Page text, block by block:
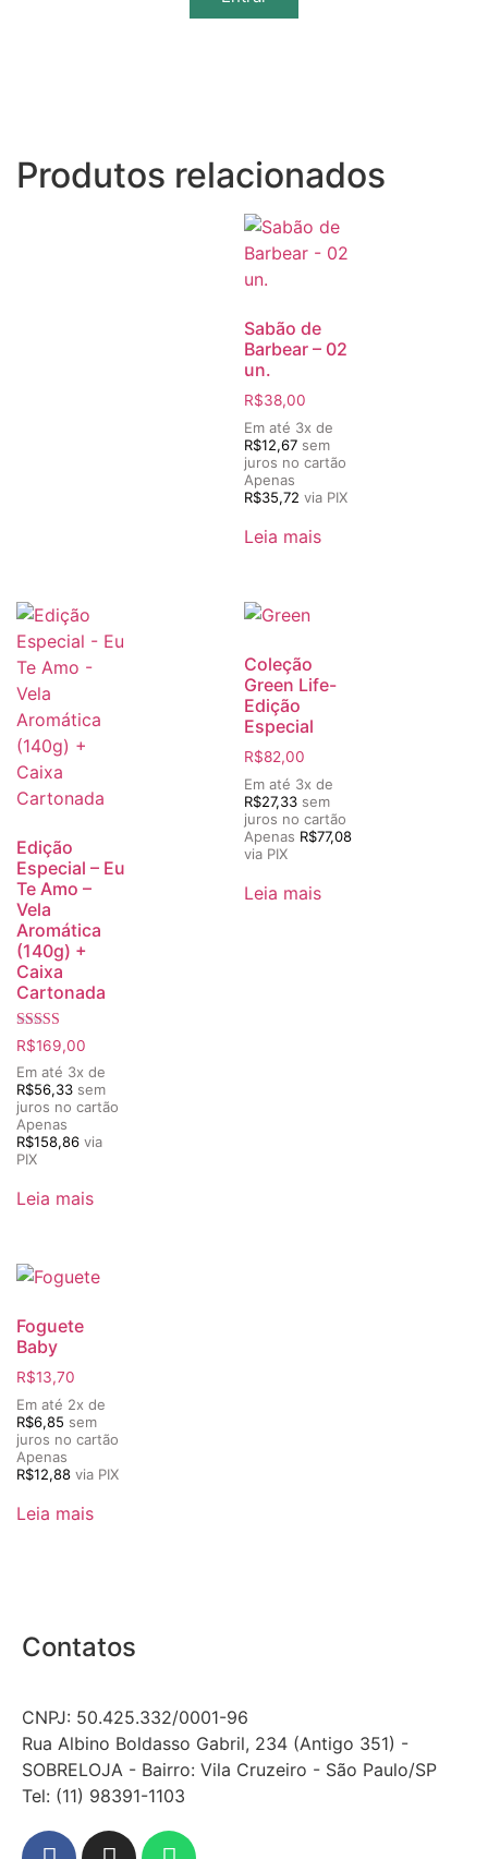
Produtos relacionados
Sabão de
Barbear – 02
un.
R$38,00
Em até 3x de
R$12,67 sem
juros no cartão
Apenas
R$35,72 via PIX
Leia mais
Edição
Especial – Eu
Te Amo –
Vela
Aromática
(140g) +
Caixa
Cartonada
Avaliação
5.00
de 5
R$169,00
Em até 3x de
R$56,33 sem
juros no cartão
Apenas
R$158,86 via
PIX
Leia mais
Coleção
Green Life-
Edição
Especial
R$82,00
Em até 3x de
R$27,33 sem
juros no cartão
Apenas R$77,08
via PIX
Leia mais
Foguete
Baby
R$13,70
Em até 2x de
R$6,85 sem
juros no cartão
Apenas
R$12,88 via PIX
Leia mais
Contatos
CNPJ: 50.425.332/0001-96
Rua Albino Boldasso Gabril, 234 (Antigo 351) -
SOBRELOJA - Bairro: Vila Cruzeiro - São Paulo/SP
​​​​​​​​​​​​​​​​​​​​Tel: (11) 98391-1103